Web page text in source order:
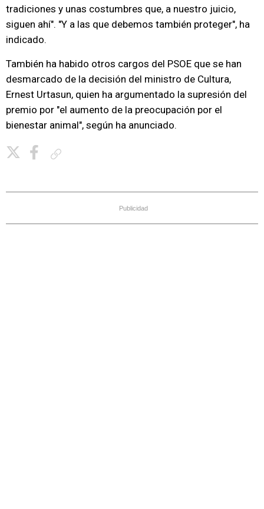
tradiciones y unas costumbres que, a nuestro juicio,
siguen ahí". "Y a las que debemos también proteger", ha
indicado.
También ha habido otros cargos del PSOE que se han
desmarcado de la decisión del ministro de Cultura,
Ernest Urtasun, quien ha argumentado la supresión del
premio por "el aumento de la preocupación por el
bienestar animal", según ha anunciado.
Publicidad